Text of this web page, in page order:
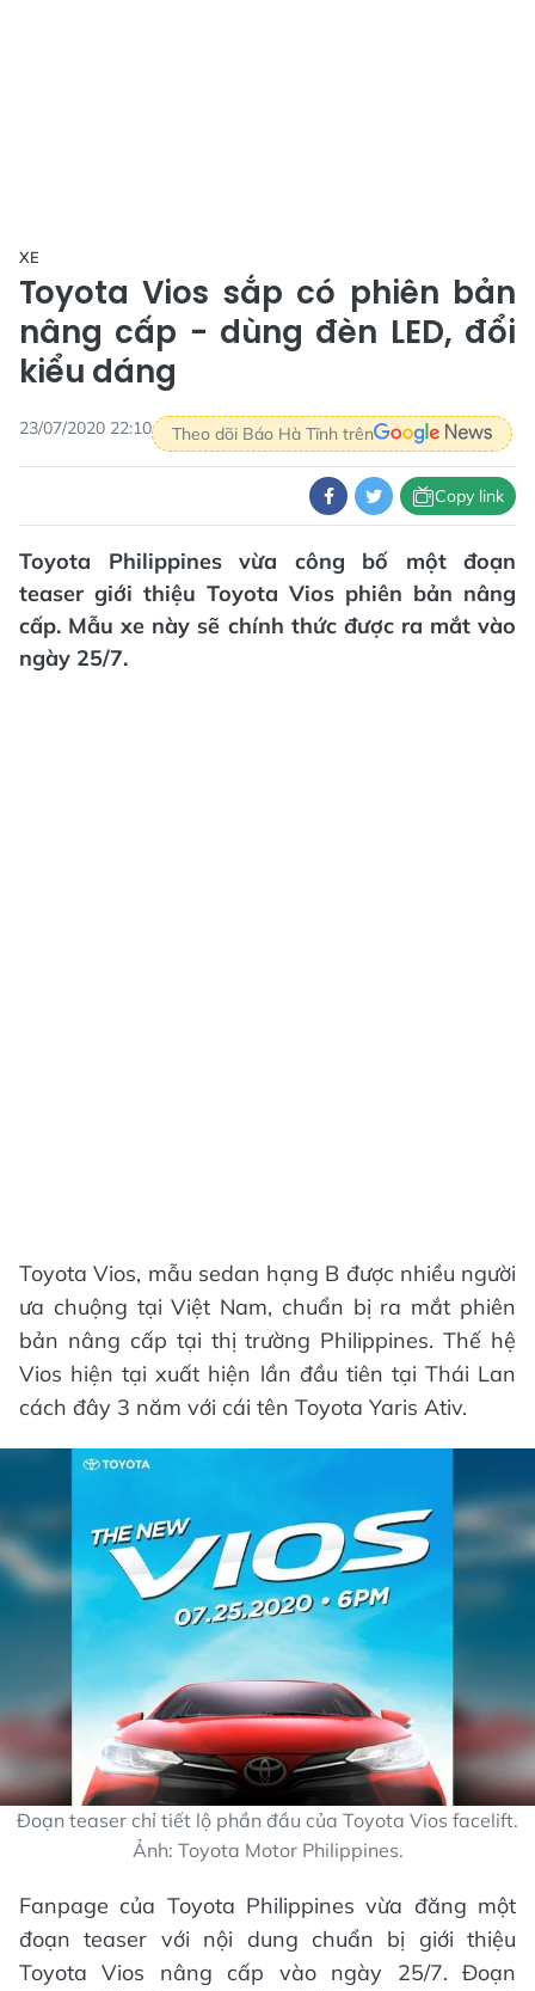
XE
Toyota Vios sắp có phiên bản
nâng cấp - dùng đèn LED, đổi
kiểu dáng
23/07/2020 22:10 Theo dõi Báo Hà Tĩnh trên
Copy link
Toyota Philippines vừa công bố một đoạn
teaser giới thiệu Toyota Vios phiên bản nâng
cấp. Mẫu xe này sẽ chính thức được ra mắt vào
ngày 25/7.
Toyota Vios, mẫu sedan hạng B được nhiều người
ưa chuộng tại Việt Nam, chuẩn bị ra mắt phiên
bản nâng cấp tại thị trường Philippines. Thế hệ
Vios hiện tại xuất hiện lần đầu tiên tại Thái Lan
cách đây 3 năm với cái tên Toyota Yaris Ativ.
Đoạn teaser chỉ tiết lộ phần đầu của Toyota Vios facelift.
Ảnh: Toyota Motor Philippines.
Fanpage của Toyota Philippines vừa đăng một
đoạn teaser với nội dung chuẩn bị giới thiệu
Toyota Vios nâng cấp vào ngày 25/7. Đoạn